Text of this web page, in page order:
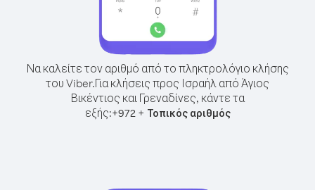
Να καλείτε τον αριθμό από το πληκτρολόγιο κλήσης
του Viber.Για κλήσεις προς Ισραήλ από Άγιος
Βικέντιος και Γρεναδίνες, κάντε τα
εξής:+972+ Τοπικός αριθμός